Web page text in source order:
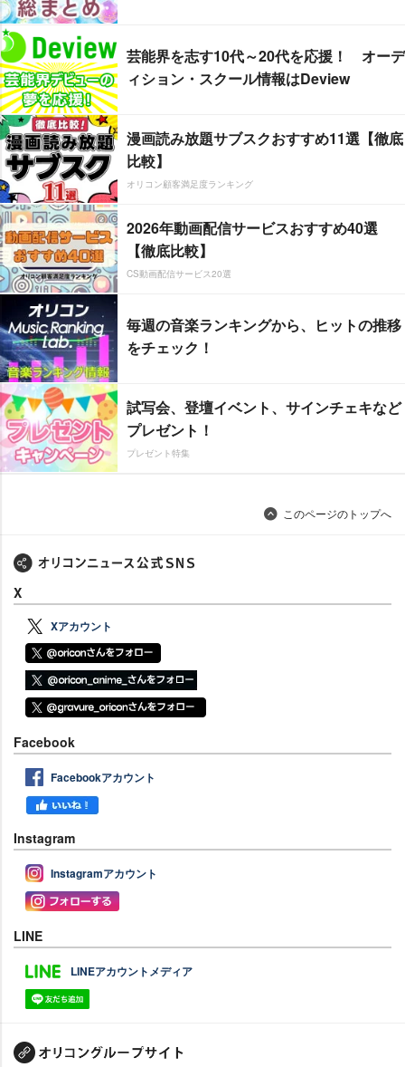
芸能界を志す10代～20代を応援！ オーデ
ィション・スクール情報はDeview
漫画読み放題サブスクおすすめ11選【徹底
比較】
オリコン顧客満足度ランキング
2026年動画配信サービスおすすめ40選
【徹底比較】
CS動画配信サービス20選
毎週の音楽ランキングから、ヒットの推移
をチェック！
試写会、登壇イベント、サインチェキなど
プレゼント！
プレゼント特集
このページのトップへ
X
Xアカウント
Facebook
Facebookアカウント
Instagram
Instagramアカウント
LINE
LINEアカウントメディア